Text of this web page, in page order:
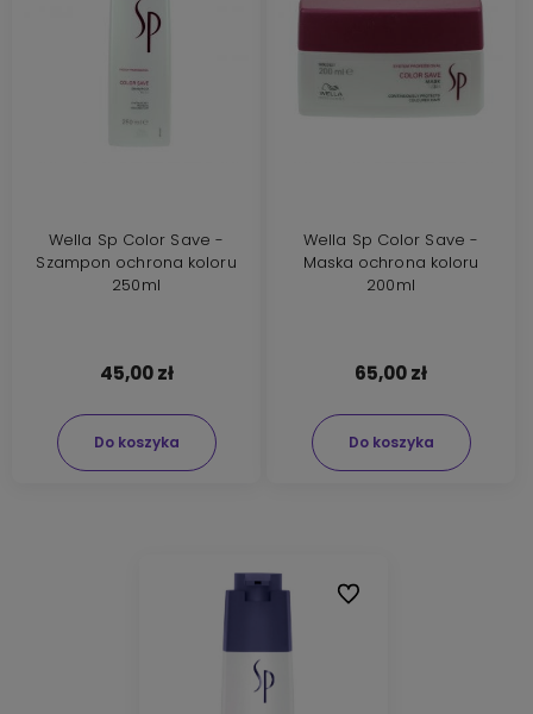
Wella Sp Color Save -
Szampon ochrona koloru
250ml
45,00 zł
Do koszyka
Wella Sp Color Save -
Maska ochrona koloru
200ml
65,00 zł
Do koszyka
Do ulubionych